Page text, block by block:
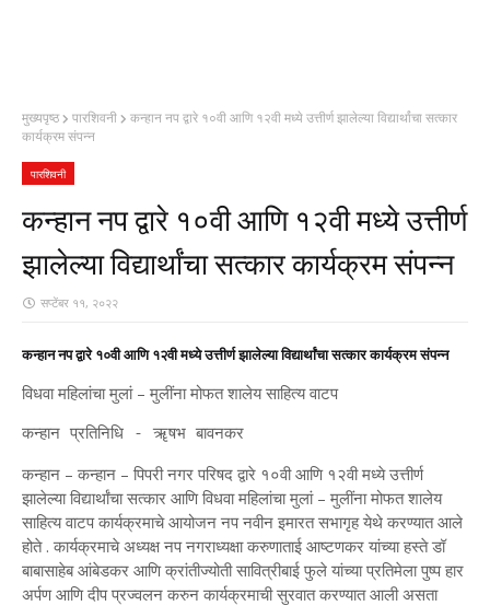
मुख्यपृष्ठ पारशिवनी
कन्हान नप द्वारे १०वी आणि १२वी मध्ये उत्तीर्ण झालेल्या विद्यार्थांचा सत्कार
कार्यक्रम संपन्न
पारशिवनी
कन्हान नप द्वारे १०वी आणि १२वी मध्ये उत्तीर्ण
झालेल्या विद्यार्थांचा सत्कार कार्यक्रम संपन्न
सप्टेंबर ११, २०२२
कन्हान नप द्वारे १०वी आणि १२वी मध्ये उत्तीर्ण झालेल्या विद्यार्थांचा सत्कार कार्यक्रम संपन्न
विधवा महिलांचा मुलां – मुलींना मोफत शालेय साहित्य वाटप
कन्हान प्रतिनिधि - ॠषभ बावनकर
कन्हान – कन्हान – पिपरी नगर परिषद द्वारे १०वी आणि १२वी मध्ये उत्तीर्ण
झालेल्या विद्यार्थांचा सत्कार आणि विधवा महिलांचा मुलां – मुलींना मोफत शालेय
साहित्य वाटप कार्यक्रमाचे आयोजन नप नवीन इमारत सभागृह येथे करण्यात आले
होते . कार्यक्रमाचे अध्यक्ष नप नगराध्यक्षा करुणाताई आष्टणकर यांच्या हस्ते डॉ
बाबासाहेब आंबेडकर आणि क्रांतीज्योती सावित्रीबाई फुले यांच्या प्रतिमेला पुष्प हार
अर्पण आणि दीप प्रज्वलन करुन कार्यक्रमाची सुरवात करण्यात आली असता